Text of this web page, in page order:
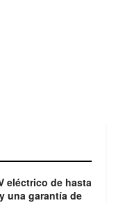
eléctrico de hasta
una garantía de